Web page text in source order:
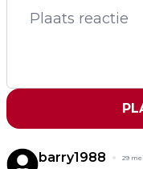
barry1988 29